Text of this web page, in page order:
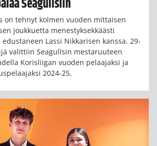
Seagullsiin
on tehnyt kolmen vuoden mittaisen
joukkuetta menestyksekkäästi
edustaneen Lassi Nikkarisen kanssa. 29-
valittiin Seagullsin mestaruuteen
Korisliigan vuoden pelaajaksi ja
2024-25.